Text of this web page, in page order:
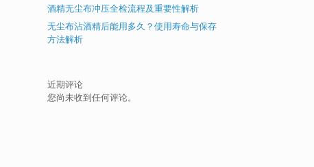
酒精无尘布冲压全检流程及重要性解析
无尘布沾酒精后能用多久？使用寿命与保存
方法解析
近期评论
您尚未收到任何评论。